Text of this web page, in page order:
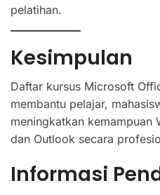
pelatihan.
Kesimpulan
Daftar kursus Microsoft
membantu pelajar,
meningkatkan kemampuan
dan Outlook secara
Informasi